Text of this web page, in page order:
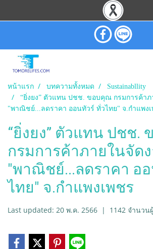
หน้าแรก บทความทั้งหมด
Sustainabllity
“ยิ่งยง” ตัวแทน ปชช. ขอบคุณ กรมการค้าภ
"พาณิชย์...ลดราคา ออนทัวร์ ทั่วไทย" จ.กำแพง
“ยิ่งยง” ตัวแทน ปชช.
กรมการค้าภายในจัด
"พาณิชย์...ลดราคา อ
ไทย" จ.กำแพงเพชร
Last updated: 20 พ.ค. 2566 | 1142 จำนวน